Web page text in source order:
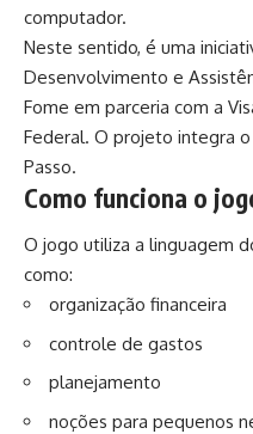
computador.
Neste sentido, é uma
Desenvolvimento e
Fome em parceria com a
Federal. O projeto integra
Passo.
Como funciona o
O jogo utiliza a linguagem
como:
organização financeira
controle de gastos
planejamento
noções para pequenos